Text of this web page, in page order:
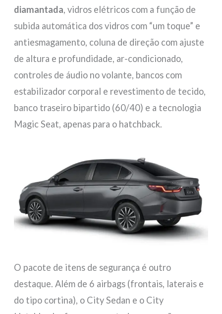
diamantada, vidros elétricos com a função de
subida automática dos vidros com “um toque” e
antiesmagamento, coluna de direção com ajuste
de altura e profundidade, ar-condicionado,
controles de áudio no volante, bancos com
estabilizador corporal e revestimento de tecido,
banco traseiro bipartido (60/40) e a tecnologia
Magic Seat, apenas para o hatchback.
O pacote de itens de segurança é outro
destaque. Além de 6 airbags (frontais, laterais e
do tipo cortina), o City Sedan e o City